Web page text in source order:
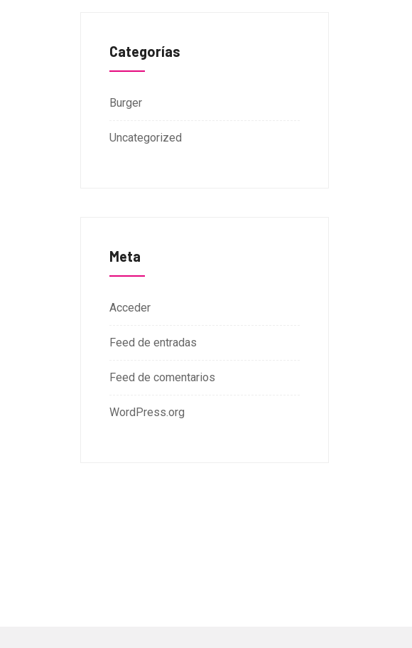
Categorías
Burger
Uncategorized
Meta
Acceder
Feed de entradas
Feed de comentarios
WordPress.org